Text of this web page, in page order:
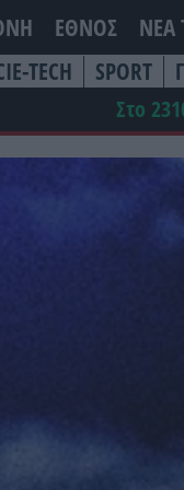
ΕΘΝΟΣ ΝΕΑ
TECH SPORT
Στο